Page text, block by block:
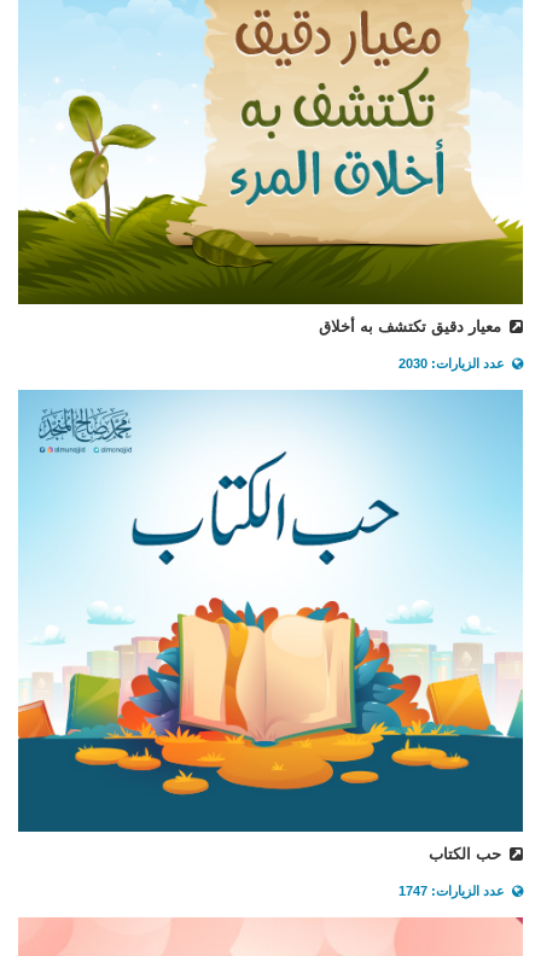
معيار دقيق تكتشف به أخلاق
عدد الزيارات: 2030
حب الكتاب
عدد الزيارات: 1747